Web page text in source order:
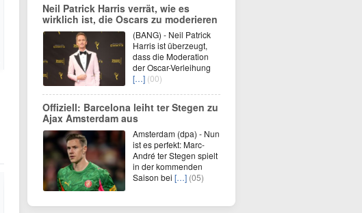
Neil Patrick Harris verrät, wie es
wirklich ist, die Oscars zu moderieren
(BANG) - Neil Patrick
Harris ist überzeugt,
dass die Moderation
der Oscar-Verleihung
[…] (00)
Offiziell: Barcelona leiht ter Stegen zu
Ajax Amsterdam aus
Amsterdam (dpa) - Nun
ist es perfekt: Marc-
André ter Stegen spielt
in der kommenden
Saison bei […] (05)